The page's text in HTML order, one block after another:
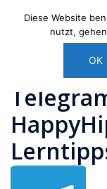
Diese Website
nutzt,
OK